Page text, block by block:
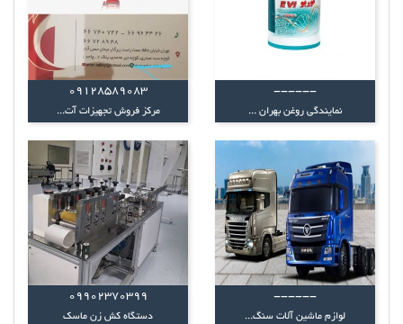
------
نمایندگی روغن بهران ...
09128589083
مرکز فروش تجهیزات آت...
------
لوازم ماشین آلات سنگ...
09902370399
دستگاه کش زن ماسک